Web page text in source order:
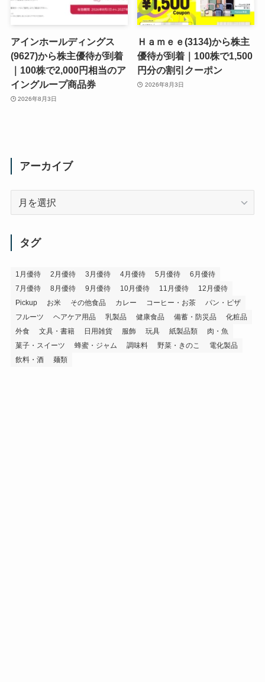
アインホールディングス
(9627)から株主優待が到着
｜100株で2,000円相当のア
イングループ商品券
2026年8月3日
Ｈａｍｅｅ(3134)から株主
優待が到着｜100株で1,500
円分の割引クーポン
2026年8月3日
アーカイブ
タグ
1月優待 2月優待 3月優待 4月優待 5月優待
6月優待
7月優待
8月優待 9月優待 10月優待 11月優待
12月優待
Pickup
お米 その他食品 カレー コーヒー・お茶
パン・ピザ
フルーツ
ヘアケア用品 乳製品 健康食品 備蓄・防災品
化粧品
外食
文具・書籍 日用雑貨 服飾 玩具 紙製品類
肉・魚
菓子・スイーツ
蜂蜜・ジャム 調味料 野菜・きのこ
電化製品
飲料・酒
麺類